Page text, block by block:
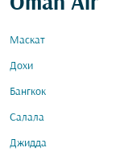
Маскат
Дохи
Бангкок
Салала
Джидда